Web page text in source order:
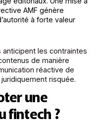
AMF génère
à forte valeur
les contraintes
de manière
réactive de
risquée.
une
fintech ?